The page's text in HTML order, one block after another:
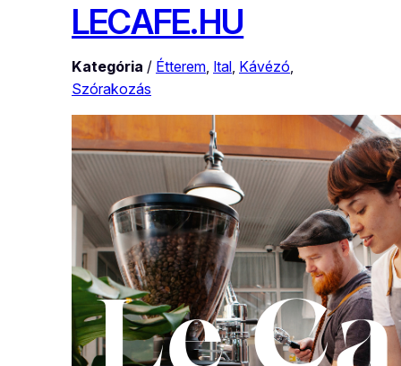
LECAFE.HU
Kategória / Étterem Ital Kávézó
Szórakozás